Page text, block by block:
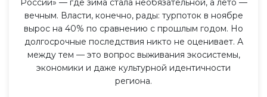
России» — где зима стала необязательной, а лето —
вечным. Власти, конечно, рады: турпоток в ноябре
вырос на 40% по сравнению с прошлым годом. Но
долгосрочные последствия никто не оценивает. А
между тем — это вопрос выживания экосистемы,
экономики и даже культурной идентичности
региона.